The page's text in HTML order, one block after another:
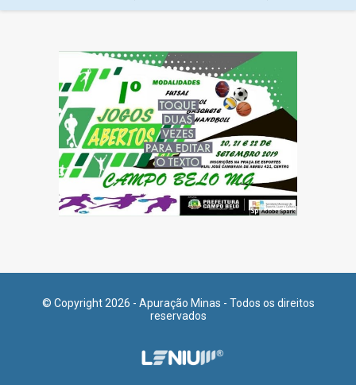
© Copyright 2026 - Apuração Minas - Todos os direitos
reservados